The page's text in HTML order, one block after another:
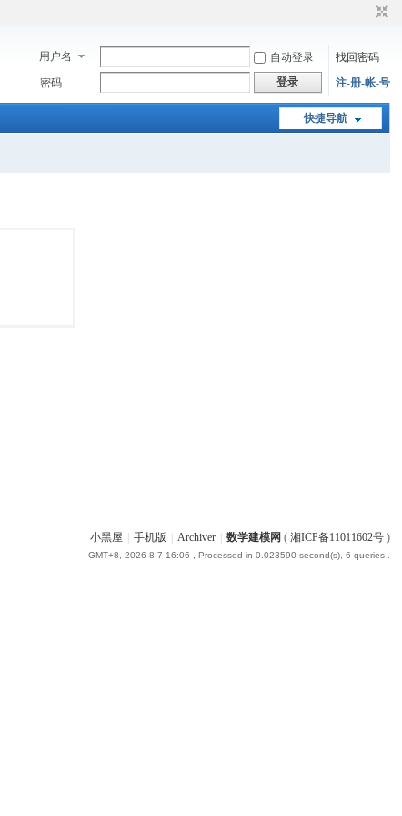
用户名 自动登录
找回密码
密码
登录 注-册-帐-号
快捷导航
小黑屋 手机版 Archiver 数学建模网 ( 湘ICP备11011602号)
GMT+8, 2026-8-7 16:06 , Processed in 0.023590 second(s), 6 queries .